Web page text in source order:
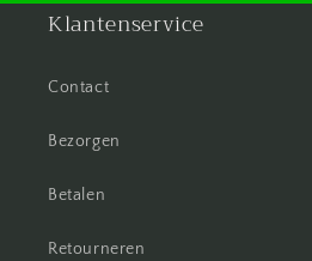
Klantenservice
Contact
Bezorgen
Betalen
Retourneren